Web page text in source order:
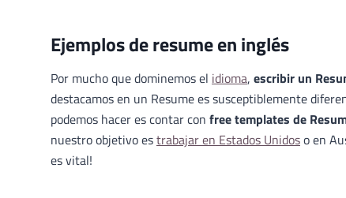
Ejemplos de resume en inglés
Por mucho que dominemos el idioma, escribir un
destacamos en un Resume es susceptiblemente
podemos hacer es contar con free templates de
nuestro objetivo estrabajar en Estados Unidoso en
es vital!